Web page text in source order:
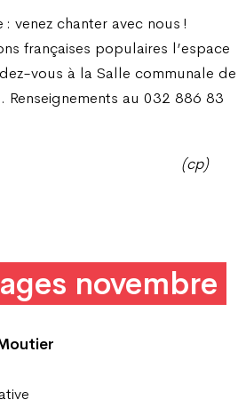
venez chanter avec nous !
françaises populaires l’espace
vous à la Salle communale de
Renseignements au 032 886 83
(cp)
novembre